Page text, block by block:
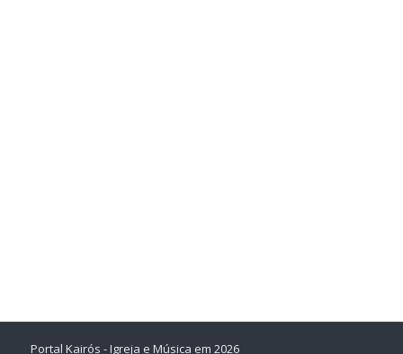
Portal Kairós - Igreja e Música em 2026